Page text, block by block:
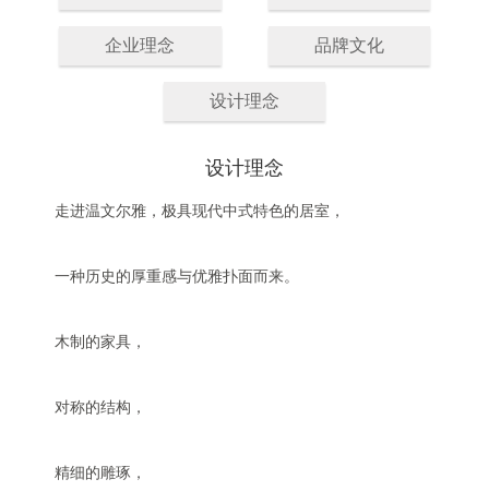
企业理念 品牌文化
设计理念
设计理念
走进温文尔雅，极具现代中式特色的居室，
一种历史的厚重感与优雅扑面而来。
木制的家具，
对称的结构，
精细的雕琢，